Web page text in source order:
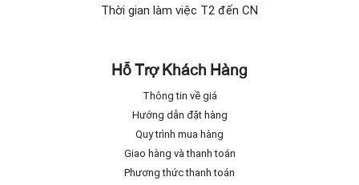
Thời gian làm việc T2 đến CN
Hỗ Trợ Khách Hàng
Thông tin về giá
Hướng dẫn đặt hàng
Quy trình mua hàng
Giao hàng và thanh toán
Phương thức thanh toán